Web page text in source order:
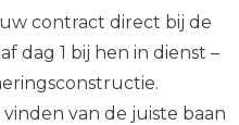
contract direct bij de
dag 1 bij hen in dienst –
van de juiste baan